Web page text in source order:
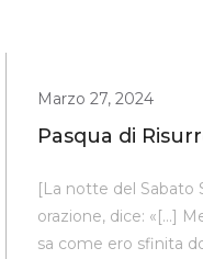
Marzo 27, 2024
Pasqua di
[La notte del Sabato
orazione, dice: «[…]
sa come ero sfinita